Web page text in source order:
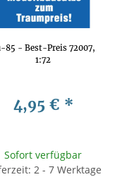
85 - Best-Preis 72007,
1:72
4,95 € *
Sofort verfügbar
2 - 7 Werktage